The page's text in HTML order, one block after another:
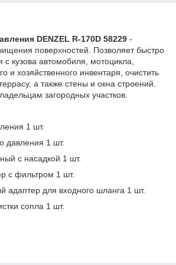
DENZEL R-170D 58229 -
поверхностей. Позволяет быстро
с кузова автомобиля, мотоцикла,
и хозяйственного инвентаря, очистить
а также стены и окна строений.
загородных участков.
1 шт.
давления 1 шт.
с насадкой 1 шт.
с фильтром 1 шт.
адаптер для входного шланга 1 шт.
сопла 1 шт.